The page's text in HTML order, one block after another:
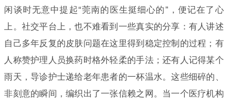
闲谈时无意中提起“莞南的医生挺细心的”，便记在了心
上。社交平台上，也不难看到一些真实的分享：有人讲述
自己多年反复的皮肤问题在这里得到稳定控制的过程；有
人称赞护理人员换药时格外轻柔的手法；还有人记得某个
雨天，导诊护士递给老年患者的一杯温水。这些细碎的、
非刻意的瞬间，编织出了一张信赖之网。当一个医疗机构